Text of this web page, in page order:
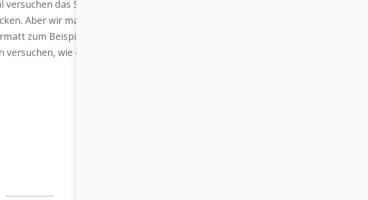
das Swiss Orchestra und ich sogar vermeintliche
Aber wir machen das nicht im herkömmlichen Orchester-
zum Beispiel eine Produktion mit Stephan Eicher auf die
wie es sie noch nicht gegeben hat.